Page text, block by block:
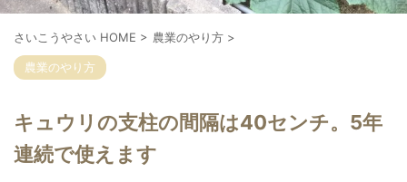
さいこうやさい HOME > 農業のやり方 >
農業のやり方
キュウリの支柱の間隔は40センチ。5年
連続で使えます